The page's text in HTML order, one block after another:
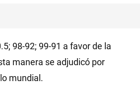
98-92; 99-91 a favor de la
manera se adjudicó por
mundial.